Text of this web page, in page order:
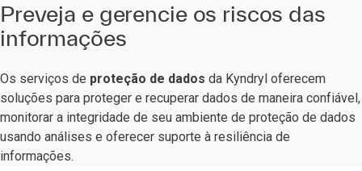
Preveja e gerencie os riscos das
informações
Os serviços de proteção de dados da Kyndryl oferecem
soluções para proteger e recuperar dados de maneira confiável,
monitorar a integridade de seu ambiente de proteção de dados
usando análises e oferecer suporte à resiliência de
informações.